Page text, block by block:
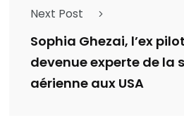
Next Post
Sophia Ghezai, l’ex
devenue experte de la
aérienne aux USA